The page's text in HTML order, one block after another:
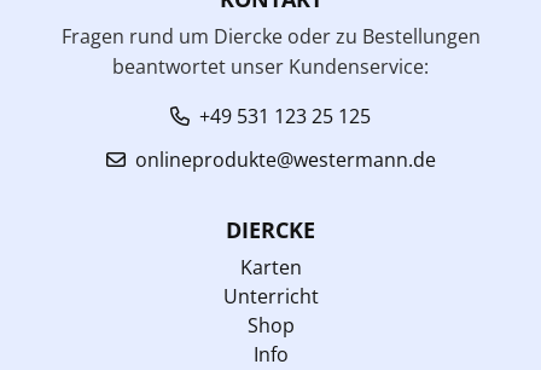
Fragen rund um Diercke oder zu Bestellungen
beantwortet unser Kundenservice:
+49 531 123 25 125
onlineprodukte@westermann.de
DIERCKE
Karten
Unterricht
Shop
Info